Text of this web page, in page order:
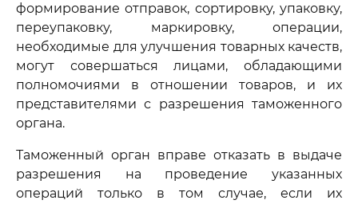
формирование отправок, сортировку, упаковку,
переупаковку, маркировку, операции,
необходимые для улучшения товарных качеств,
могут совершаться лицами, обладающими
полномочиями в отношении товаров, и их
представителями с разрешения таможенного
органа.
Таможенный орган вправе отказать в выдаче
разрешения на проведение указанных
операций только в том случае, если их